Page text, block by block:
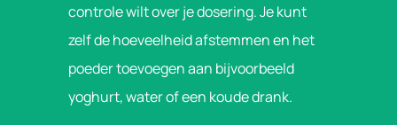
controle wilt over je dosering. Je kunt
zelf de hoeveelheid afstemmen en het
poeder toevoegen aan bijvoorbeeld
yoghurt, water of een koude drank.